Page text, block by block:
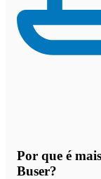
Por que é
Buser?